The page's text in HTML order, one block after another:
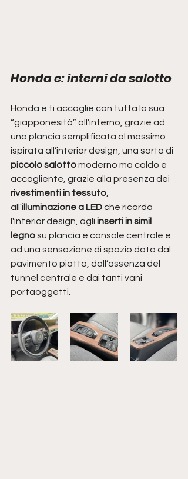
Honda e: interni da salotto
Honda e ti accoglie con tutta la sua
“giapponesità” all’interno, grazie ad
una plancia semplificata al massimo
ispirata all’interior design, una sorta di
piccolo salotto moderno ma caldo e
accogliente, grazie alla presenza dei
rivestimenti in tessuto
all'illuminazione a LED che ricorda
l'interior design, agli inserti in simil
legno su plancia e console centrale e
ad una sensazione di spazio data dal
pavimento piatto, dall’assenza del
tunnel centrale e dai tanti vani
portaoggetti.